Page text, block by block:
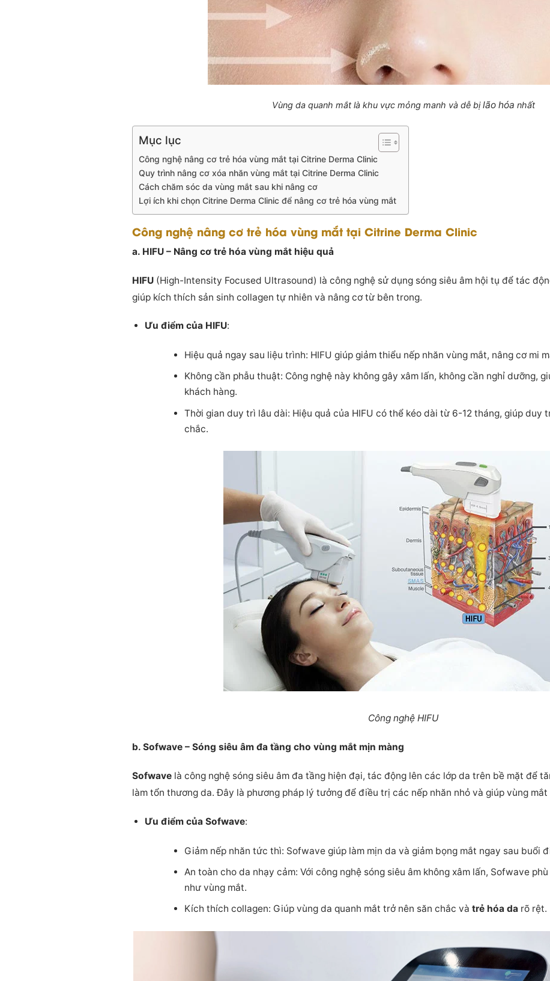
Vùng da quanh mắt là khu vực mỏng manh và dễ bịlão hóa nhất
Mục lục
Công nghệ nâng cơ trẻ hóa vùng mắt tại Citrine Derma Clinic
Quy trình nâng cơ xóa nhăn vùng mắt tại Citrine Derma Clinic
Cách chăm sóc da vùng mắt sau khi nâng cơ
Lợi ích khi chọn Citrine Derma Clinic để nâng cơ trẻ hóa vùng mắt
Công nghệ nâng cơ trẻ hóa vùng mắt tại Citrine Derma Clinic
a. HIFU – Nâng cơ trẻ hóa vùng mắt hiệu quả
HIFU (High-Intensity Focused Ultrasound) là công nghệ sử dụng sóng siêu âm hội tụ để tác
giúp kích thích sản sinh collagen tự nhiên và nâng cơ từ bên trong.
Ưu điểm của HIFU:
Hiệu quả ngay sau liệu trình: HIFU giúp giảm thiểu nếp nhăn vùng mắt, nâng cơ mi
Không cần phẫu thuật: Công nghệ này không gây xâm lấn, không cần nghỉ dưỡng,
khách hàng.
Thời gian duy trì lâu dài: Hiệu quả của HIFU có thể kéo dài từ 6-12 tháng, giúp duy
chắc.
Công nghệ HIFU
b. Sofwave – Sóng siêu âm đa tầng cho vùng mắt mịn màng
Sofwave là công nghệ sóng siêu âm đa tầng hiện đại, tác động lên các lớp da trên bề mặt để
làm tổn thương da. Đây là phương pháp lý tưởng để điều trị các nếp nhăn nhỏ và giúp vùng
Ưu điểm của Sofwave:
Giảm nếp nhăn tức thì: Sofwave giúp làm mịn da và giảm bọng mắt ngay sau buổi
An toàn cho da nhạy cảm: Với công nghệ sóng siêu âm không xâm lấn, Sofwave
như vùng mắt.
Kích thích collagen: Giúp vùng da quanh mắt trở nên săn chắc vàtrẻ hóa da rõ rệt.